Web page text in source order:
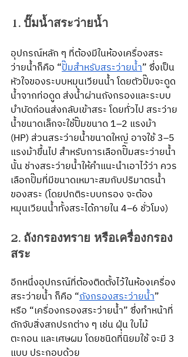
1. ปั๊มน้ำสระว่ายน้ำ
อุปกรณ์หลัก ๆ ที่ต้องมีในห้องเครื่องสระ
ว่ายน้ำก็คือ “ปั๊มสำหรับสระว่ายน้ำ” ซึ่งเป็น
หัวใจของระบบหมุนเวียนน้ำ โดยตัวปั๊มจะดูด
น้ำจากท่อดูด ส่งน้ำผ่านถังกรองและระบบ
บำบัดก่อนส่งกลับเข้าสระ โดยทั่วไป สระว่าย
น้ำขนาดเล็กจะใช้ปั๊มขนาด 1–2 แรงม้า
(HP) ส่วนสระว่ายน้ำขนาดใหญ่ อาจใช้ 3–5
แรงม้าขึ้นไป สำหรับการเลือกปั๊มสระว่ายน้ำ
นั้น ช่างสระว่ายน้ำให้คำแนะนำเอาไว้ว่า ควร
เลือกปั๊มที่มีขนาดเหมาะสมกับปริมาตรน้ำ
ของสระ (โดยปกติระบบกรอง จะต้อง
หมุนเวียนน้ำทั้งสระได้ภายใน 4–6 ชั่วโมง)
2. ถังกรองทราย หรือเครื่องกรอง
สระ
อีกหนึ่งอุปกรณ์ที่ต้องติดตั้งไว้ในห้องเครื่อง
สระว่ายน้ำ ก็คือ “ถังกรองสระว่ายน้ำ”
หรือ “เครื่องกรองสระว่ายน้ำ” ซึ่งทำหน้าที่
ดักจับสิ่งสกปรกต่าง ๆ เช่น ฝุ่น ใบไม้
ตะกอน และเศษผม โดยชนิดที่นิยมใช้ จะมี 3
แบบ ประกอบด้วย